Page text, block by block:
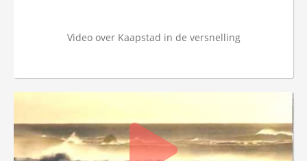
Video over Kaapstad in de versnelling